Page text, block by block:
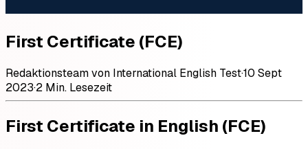
First Certificate (FCE)
Redaktionsteam von International English Test·10 Sept
2023·2 Min. Lesezeit
First Certificate in English (FCE)